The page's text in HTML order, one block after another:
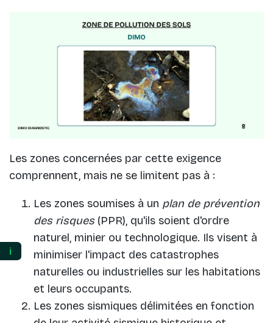
Les zones concernées par cette exigence
comprennent, mais ne se limitent pas à :
Les zones soumises à un plan de prévention
des risques(PPR), qu'ils soient d'ordre
naturel, minier ou technologique. Ils visent à
minimiser l'impact des catastrophes
naturelles ou industrielles sur les habitations
et leurs occupants.
Les zones sismiques délimitées en fonction
ℹ️